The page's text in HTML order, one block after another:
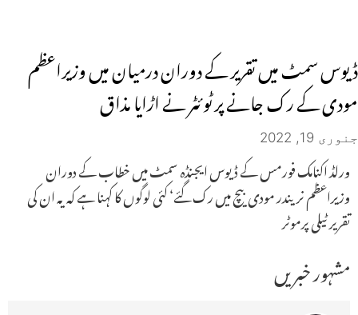
ڈیوس سمٹ میں تقریر کے دوران درمیان میں وزیراعظم
مودی کے رک جانے پر ٹوئٹر نے اڑایا مذاق
جنوری 19, 2022
ورلڈ اکنامک فورمس کے ڈیوس ایجنڈہ سمٹ میں خطاب کے دوران
وزیراعظم نریندر مودی بیچ میں رک گئے‘ کئی لوگوں کا کہنا ہے کہ یہ ان کی
تقریر ٹیلی پرموٹر
مشہور خبریں